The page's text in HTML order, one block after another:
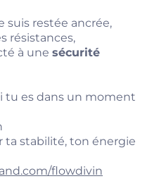
restée ancrée,
résistances,
à une sécurité
tu es dans un moment
ta stabilité, ton énergie
flowdivin